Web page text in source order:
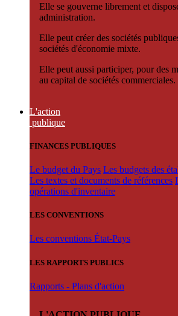
Elle se gouverne librement et
administration.
Elle peut créer des sociétés
sociétés d'économie mixte.
Elle peut aussi participer, pour des
au capital de sociétés commerciales.
L'action
publique
FINANCES PUBLIQUES
Le budget du Pays Les budgets des
Les textes et documents de références
opérations d'inventaire
LES CONVENTIONS
Les conventions État-Pays
LES RAPPORTS PUBLICS
Rapports - Plans d'action